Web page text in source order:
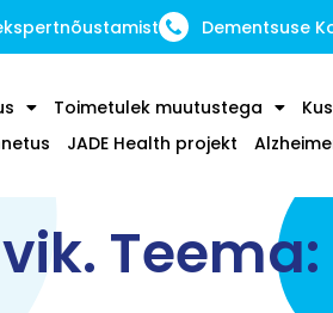
Dementsuse
Toimetulek muutustega
JADE Health projekt